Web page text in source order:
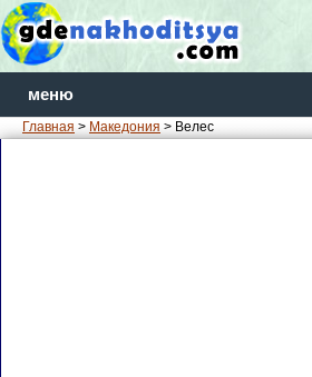
меню
Главная > Македония > Велес